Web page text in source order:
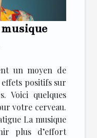
musique
un moyen de
positifs sur
Voici quelques
votre cerveau.
La musique
plus d’effort